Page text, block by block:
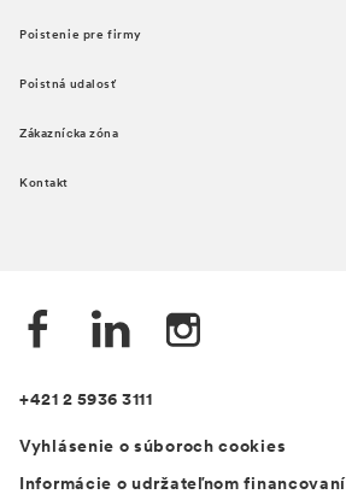
Poistenie pre firmy
Poistná udalosť
Zákaznícka zóna
Kontakt
+421 2 5936 3111
Vyhlásenie o súboroch cookies
Informácie o udržateľnom financovaní